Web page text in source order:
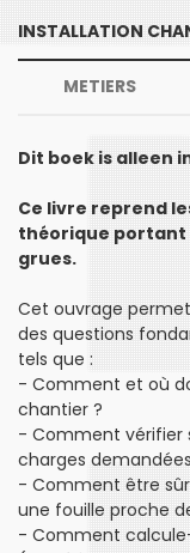
INSTALLATION
METIERS
Dit boek is alleen
Ce livre reprend
théorique portant
grues.
Cet ouvrage
des questions
tels que :
- Comment et où
chantier ?
- Comment vérifier
charges
- Comment être
une fouille proche
- Comment